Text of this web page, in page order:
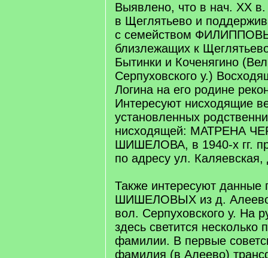
Выявлено, что в нач. ХХ
в Щеглятьево и
с семейством
близлежащих к
Бытинки и Коченягино
Серпуховского у.)
Логина на его родине
Интересуют нисходящие
установленных
нисходящей: МАТРЕНА
ШИШЕЛОВА, в 1940-х гг.
по адресу ул.
Также интересуют данные
ШИШЕЛОВЫХ из д. Алеево
вол. Серпуховского у. На
здесь светится несколько
фамилии. В первые
фамилия (в Алеево)